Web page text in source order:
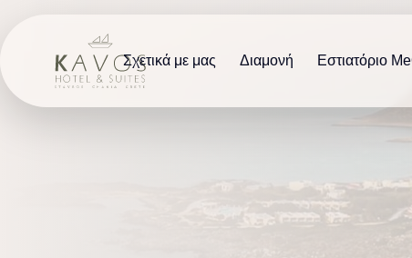
Σχετικά με μας Διαμονή Εστιατόριο